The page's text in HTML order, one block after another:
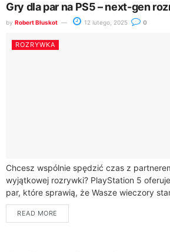
Gry dla par na PS5 – next-gen
by Robert Błuskot 12 lutego, 2025 0
ROZRYWKA
Chcesz wspólnie spędzić czas z
wyjątkowej rozrywki? PlayStation 5
par, które sprawią, że Wasze wieczory
zabawy. Niezależnie od...
READ MORE